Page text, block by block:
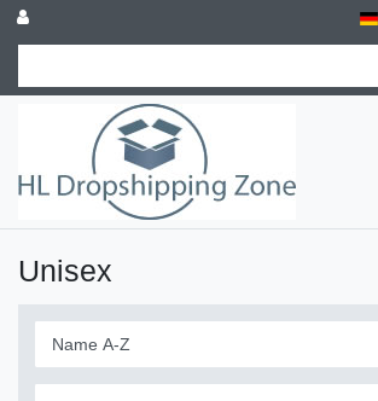
Unisex